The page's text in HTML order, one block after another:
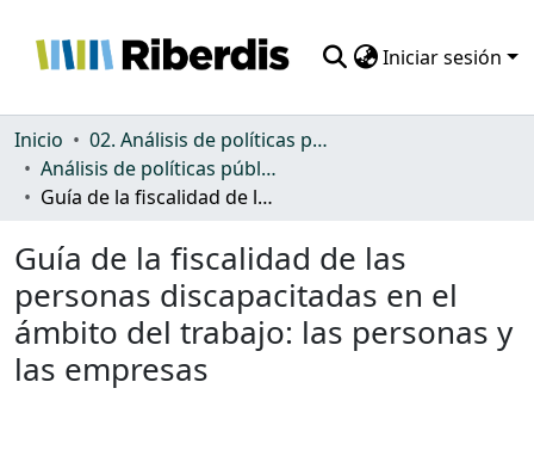
Iniciar sesión
Comunidades
Todo DSpace
Inicio
02. Análisis de políticas públicas y normativa sobre discapacidad
Análisis de políticas públicas y normativa sobre discapacidad
Guía de la fiscalidad de las personas discapacitadas en el ámbito del trabajo: las personas y las empresas
Guía de la fiscalidad de las
personas discapacitadas en el
ámbito del trabajo: las personas y
las empresas